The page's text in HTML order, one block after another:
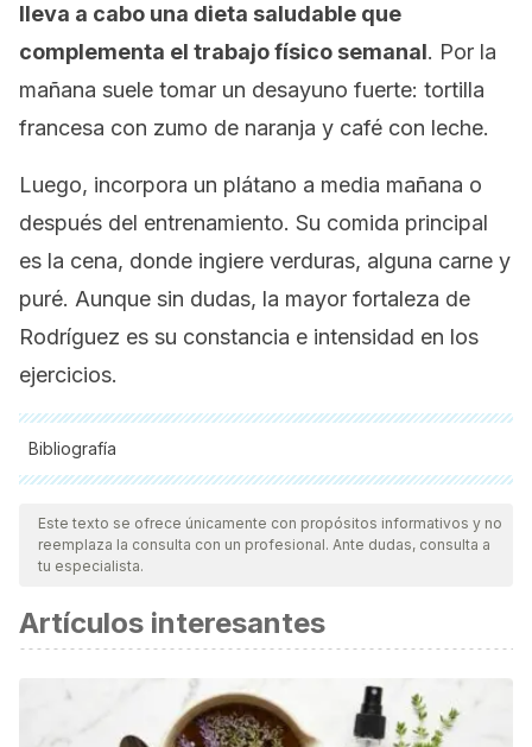
lleva a cabo una dieta saludable que
complementa el trabajo físico semanal. Por la
mañana suele tomar un desayuno fuerte: tortilla
francesa con zumo de naranja y café con leche.
Luego, incorpora un plátano a media mañana o
después del entrenamiento. Su comida principal
es la cena, donde ingiere verduras, alguna carne y
puré. Aunque sin dudas, la mayor fortaleza de
Rodríguez es su constancia e intensidad en los
ejercicios.
Bibliografía
Todas las fuentes citadas fueron revisadas a profundidad por
nuestro equipo, para asegurar su calidad, confiabilidad,
vigencia y validez.La bibliografía de este artículo fue
científica.
Çakmakçı, E., Tatlıcı, A., Kahraman, S. , Yılmaz, S. , Ünsal, B.
& Özkaymakoğlu, C. (2019). Does once-a-week boxing
training improve strength and reaction time? . International
Este texto se ofrece únicamente con propósitos informativos y no
reemplaza la consulta con un profesional. Ante dudas, consulta a
tu especialista.
Artículos interesantes